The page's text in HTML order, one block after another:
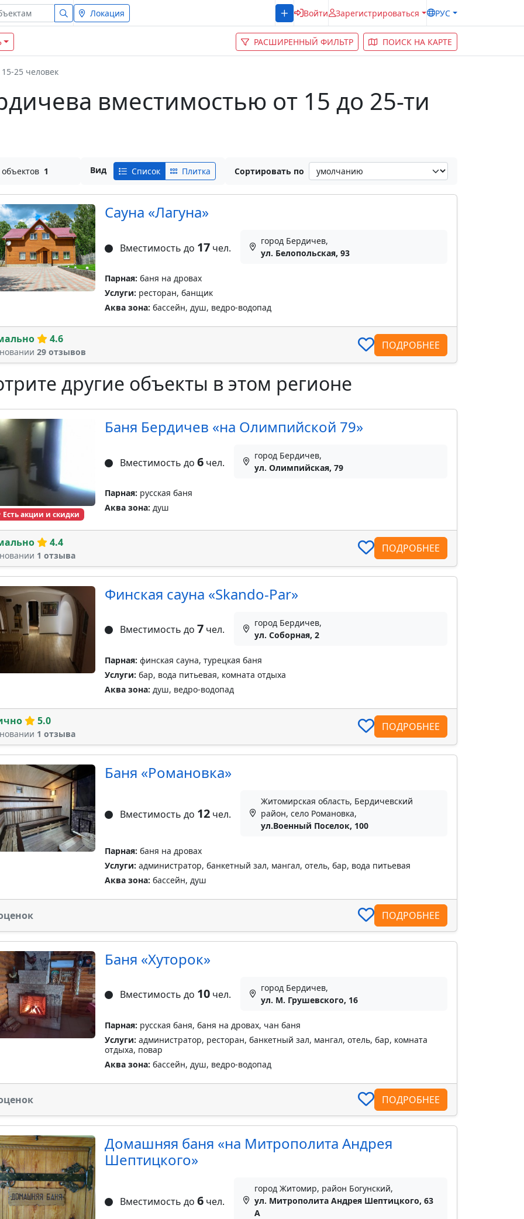
Локация Войти Зарегистрироваться РУС
РАСШИРЕННЫЙ ФИЛЬТР ПОИСК НА КАРТЕ
15-25 человек
вместимостью от 15 до 25-ти
объектов 1 Вид Список Плитка Сортировать по
Сауна «Лагуна»
Вместимость до 17чел.
город Бердичев,
ул. Белопольская, 93
Парная: баня на дровах
Услуги: ресторан, банщик
Аква зона: бассейн, душ, ведро-водопад
4.6
29 отзывов
ПОДРОБНЕЕ
другие объекты в этом регионе
Есть акции и скидки
Баня Бердичев «на Олимпийской 79»
Вместимость до 6чел.
город Бердичев,
ул. Олимпийская, 79
Парная: русская баня
Аква зона: душ
4.4
1 отзыва
ПОДРОБНЕЕ
Финская сауна «Skando-Par»
Вместимость до 7чел.
город Бердичев,
ул. Соборная, 2
Парная: финская сауна, турецкая баня
Услуги: бар, вода питьевая, комната отдыха
Аква зона: душ, ведро-водопад
5.0
1 отзыва
ПОДРОБНЕЕ
Баня «Романовка»
Вместимость до 12чел.
Житомирская область, Бердичевский
район, село Романовка,
ул.Военный Поселок, 100
Парная: баня на дровах
Услуги: администратор, банкетный зал, мангал, отель, бар, вода питьевая
Аква зона: бассейн, душ
ПОДРОБНЕЕ
Баня «Хуторок»
Вместимость до 10чел.
город Бердичев,
ул. М. Грушевского, 16
Парная: русская баня, баня на дровах, чан баня
Услуги: администратор, ресторан, банкетный зал, мангал, отель, бар, комната
отдыха, повар
Аква зона: бассейн, душ, ведро-водопад
ПОДРОБНЕЕ
Домашняя баня «на Митрополита Андрея
Шептицкого»
Вместимость до 6чел.
город Житомир, район Богунский,
ул. Митрополита Андрея Шептицкого, 63
A